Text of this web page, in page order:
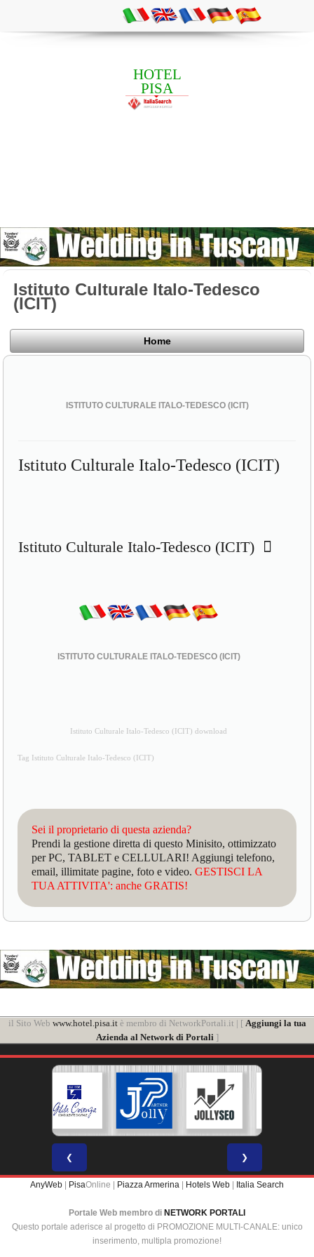
HOTEL
PISA
Istituto Culturale Italo-Tedesco
(ICIT)
Home
ISTITUTO CULTURALE ITALO-TEDESCO (ICIT)
Istituto Culturale Italo-Tedesco (ICIT)
Istituto Culturale Italo-Tedesco (ICIT)
ISTITUTO CULTURALE ITALO-TEDESCO (ICIT)
Istituto Culturale Italo-Tedesco (ICIT) download
Tag Istituto Culturale Italo-Tedesco (ICIT)
Sei il proprietario di questa azienda?
Prendi la gestione diretta di questo Minisito, ottimizzato
per PC, TABLET e CELLULARI! Aggiungi telefono,
email, illimitate pagine, foto e video.GESTISCI LA
TUA ATTIVITA': anche GRATIS!
il Sito Web www.hotel.pisa.itè membro di NetworkPortali.it | [ Aggiungi la tua
Azienda al Network di Portali]
❮ ❯
AnyWeb PisaOnline | Piazza Armerina Hotels Web Italia Search
Portale Web membro di NETWORK PORTALI
Questo portale aderisce al progetto di PROMOZIONE MULTI-CANALE: unico
inserimento, multipla promozione!